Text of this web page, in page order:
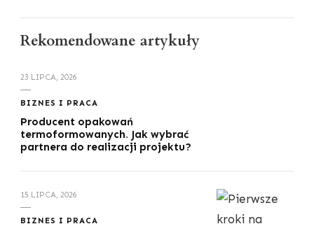
Rekomendowane artykuły
23 LIPCA, 2026
BIZNES I PRACA
Producent opakowań
termoformowanych. Jak wybrać
partnera do realizacji projektu?
15 LIPCA, 2026
BIZNES I PRACA